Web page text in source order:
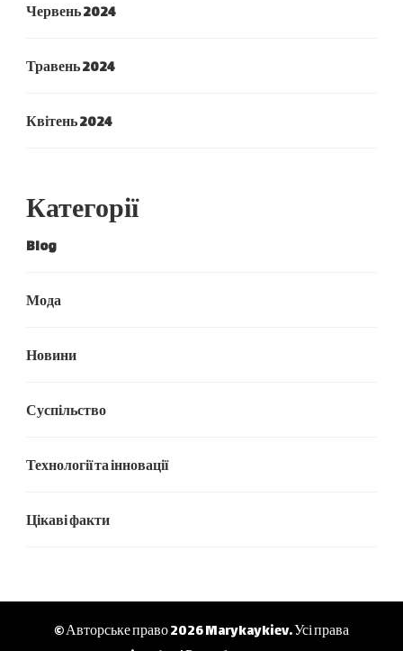
Червень 2024
Травень 2024
Квітень 2024
Категорії
Blog
Мода
Новини
Суспільство
Технології та інновації
Цікаві факти
© Авторське право 2026Marykaykiev. Усі права